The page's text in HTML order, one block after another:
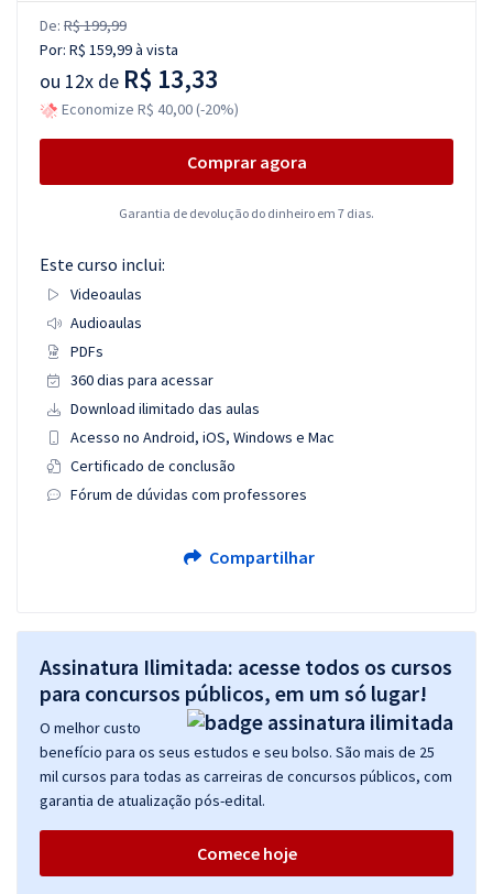
De: R$ 199,99
Por: R$ 159,99à vista
ou 12x de R$ 13,33
Economize R$ 40,00 (-20%)
Comprar agora
Garantia de devolução do dinheiro em 7 dias.
Este curso inclui:
Videoaulas
Audioaulas
PDFs
360 dias para acessar
Download ilimitado das aulas
Acesso no Android, iOS, Windows e Mac
Certificado de conclusão
Fórum de dúvidas com professores
Compartilhar
Assinatura Ilimitada: acesse todos os cursos
para concursos públicos, em um só lugar!
O melhor custo
benefício para os seus estudos e seu bolso. São mais de 25
mil cursos para todas as carreiras de concursos públicos, com
garantia de atualização pós-edital.
Comece hoje